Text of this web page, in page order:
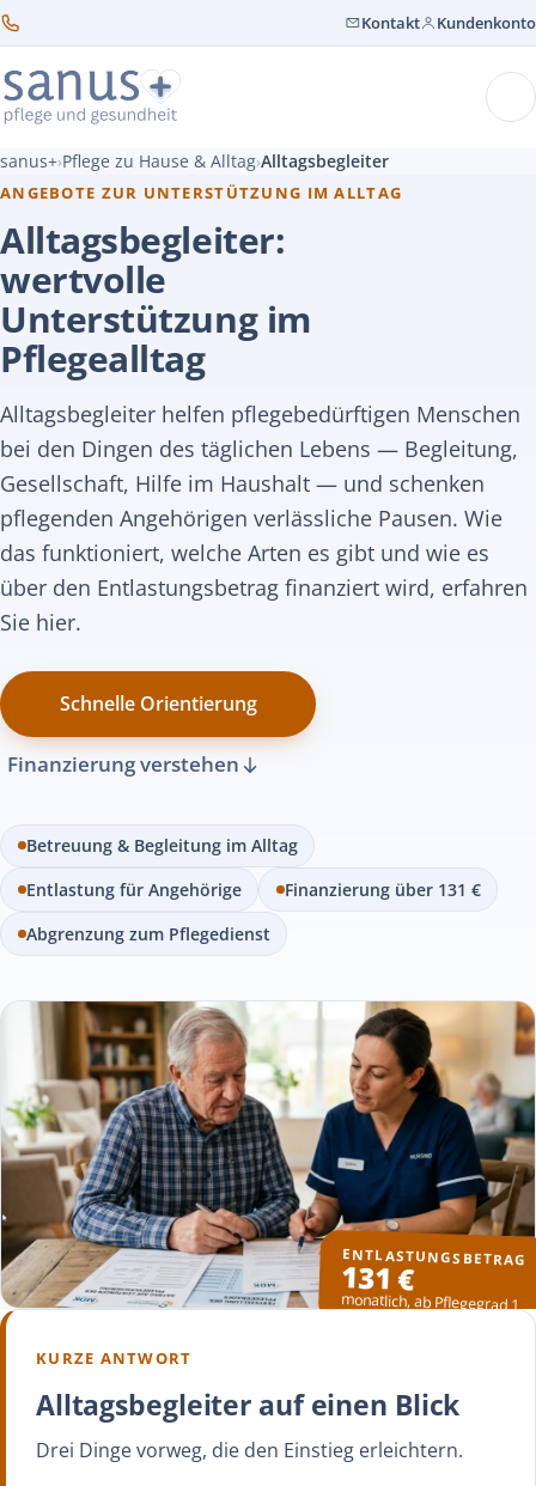
Kontakt Kundenkonto
sanus+›Pflege zu Hause & Alltag›Alltagsbegleiter
ANGEBOTE ZUR UNTERSTÜTZUNG IM ALLTAG
Alltagsbegleiter:
wertvolle
Unterstützung im
Pflegealltag
Alltagsbegleiter helfen pflegebedürftigen Menschen
bei den Dingen des täglichen Lebens — Begleitung,
Gesellschaft, Hilfe im Haushalt — und schenken
pflegenden Angehörigen verlässliche Pausen. Wie
das funktioniert, welche Arten es gibt und wie es
über den Entlastungsbetrag finanziert wird, erfahren
Sie hier.
Schnelle Orientierung
Finanzierung verstehen
Betreuung & Begleitung im Alltag
Entlastung für Angehörige
Finanzierung über 131 €
Abgrenzung zum Pflegedienst
ENTLASTUNGSBETRAG
131 €
monatlich, ab Pflegegrad 1
KURZE ANTWORT
Alltagsbegleiter auf einen Blick
Drei Dinge vorweg, die den Einstieg erleichtern.